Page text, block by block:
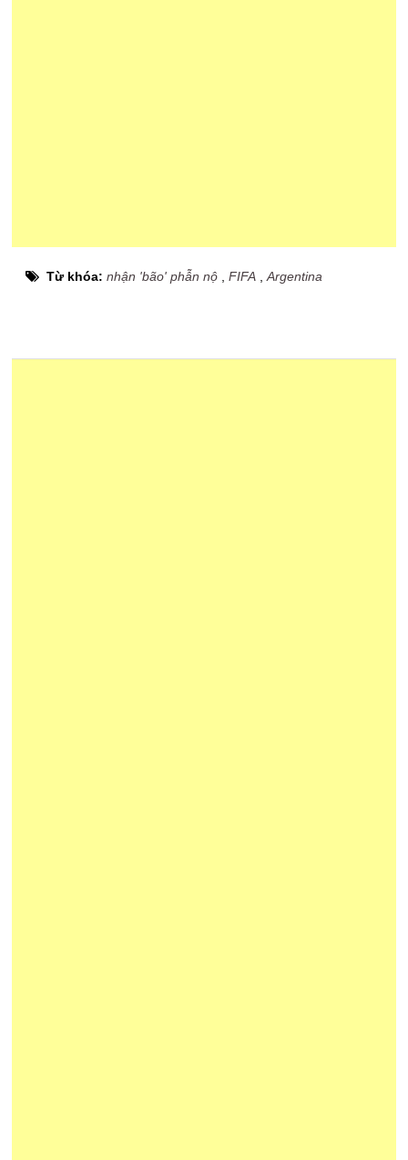
Từ khóa:nhận 'bão' phẫn nộ ,FIFA ,Argentina